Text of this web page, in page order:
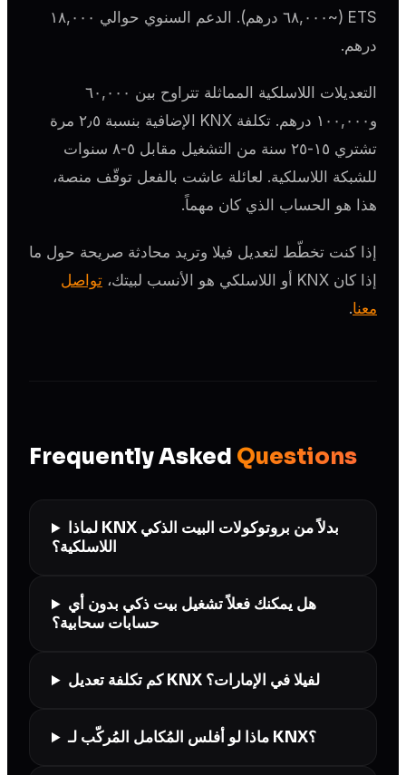
ETS (~٦٨,٠٠٠ درهم). الدعم السنوي حوالي ١٨,٠٠٠
درهم.
التعديلات اللاسلكية المماثلة تتراوح بين ٦٠,٠٠٠
و١٠٠,٠٠٠ درهم. تكلفة KNX الإضافية بنسبة ٢٫٥ مرة
تشتري ١٥-٢٥ سنة من التشغيل مقابل ٥-٨ سنوات
للشبكة اللاسلكية. لعائلة عاشت بالفعل توقّف منصة،
هذا هو الحساب الذي كان مهماً.
إذا كنت تخطّط لتعديل فيلا وتريد محادثة صريحة حول ما
إذا كان KNX أو اللاسلكي هو الأنسب لبيتك،
تواصل
معنا.
Frequently Asked Questions
لماذا KNX بدلاً من بروتوكولات البيت الذكي
اللاسلكية؟
هل يمكنك فعلاً تشغيل بيت ذكي بدون أي
حسابات سحابية؟
كم تكلفة تعديل KNX لفيلا في الإمارات؟
ماذا لو أفلس المُكامل المُركّب لـ KNX؟